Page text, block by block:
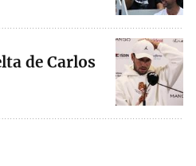
de Carlos